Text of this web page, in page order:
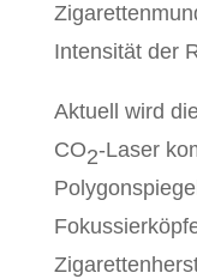
Intensität der
Aktuell wird
CO2-Laser